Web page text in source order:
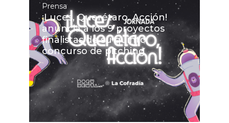
Prensa
¡Luces, Querétaro, Acción!
anuncia a los 9 proyectos
finalistas de su quinto
concurso de pitching